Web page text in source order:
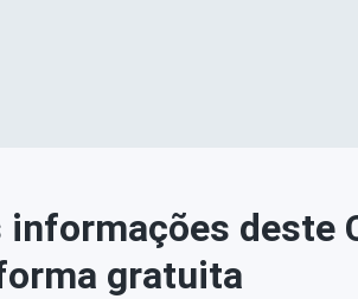
informações deste
gratuita